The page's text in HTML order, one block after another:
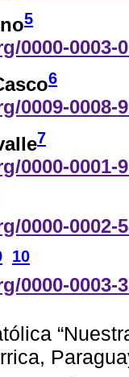
5
0000-0003-
6
0009-0008-
7
0000-0001-
0000-0002-
10
0000-0003-